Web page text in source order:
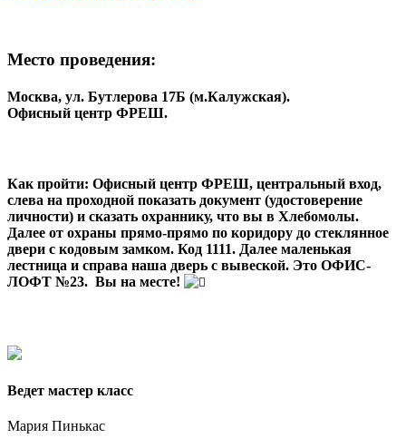
Место проведения:
Москва, ул. Бутлерова 17Б (м.Калужская).
Офисный центр ФРЕШ.
Как пройти: Офисный центр ФРЕШ, центральный вход,
слева на проходной показать документ (удостоверение
личности) и сказать охраннику, что вы в Хлебомолы.
Далее от охраны прямо-прямо по коридору до стеклянное
двери с кодовым замком. Код 1111. Далее маленькая
лестница и справа наша дверь с вывеской. Это ОФИС-
ЛОФТ №23. Вы на месте!
Ведет мастер класс
Мария Пинькас